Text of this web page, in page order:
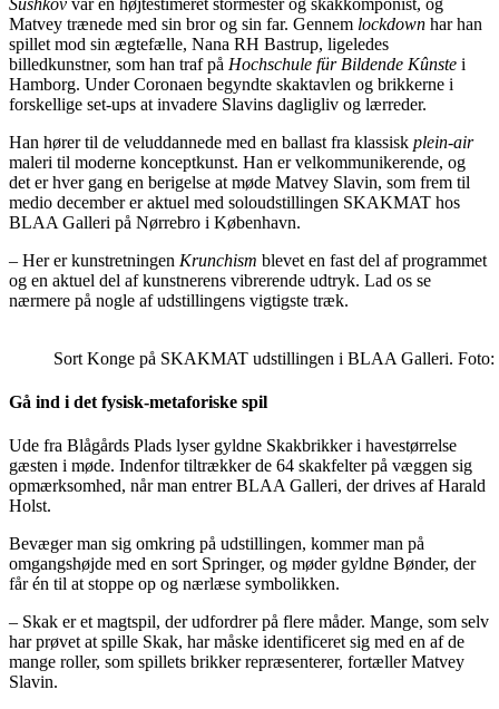
Matvey trænede med sin bror og sin far. Gennem lockdown har han
spillet mod sin ægtefælle, Nana RH Bastrup, ligeledes
billedkunstner, som han traf på Hochschule für Bildende Kûnste i
Hamborg. Under Coronaen begyndte skaktavlen og brikkerne i
forskellige set-ups at invadere Slavins dagligliv og lærreder.
Han hører til de veluddannede med en ballast fra klassisk plein-air
maleri til moderne konceptkunst. Han er velkommunikerende, og
det er hver gang en berigelse at møde Matvey Slavin, som frem til
medio december er aktuel med soloudstillingen SKAKMAT hos
BLAA Galleri på Nørrebro i København.
– Her er kunstretningen Krunchism blevet en fast del af programmet
og en aktuel del af kunstnerens vibrerende udtryk. Lad os se
nærmere på nogle af udstillingens vigtigste træk.
Sort Konge på SKAKMAT udstillingen i BLAA Galleri. Foto:
Gå ind i det fysisk-metaforiske spil
Ude fra Blågårds Plads lyser gyldne Skakbrikker i havestørrelse
gæsten i møde. Indenfor tiltrækker de 64 skakfelter på væggen sig
opmærksomhed, når man entrer BLAA Galleri, der drives af Harald
Holst.
Bevæger man sig omkring på udstillingen, kommer man på
omgangshøjde med en sort Springer, og møder gyldne Bønder, der
får én til at stoppe op og nærlæse symbolikken.
– Skak er et magtspil, der udfordrer på flere måder. Mange, som selv
har prøvet at spille Skak, har måske identificeret sig med en af de
mange roller, som spillets brikker repræsenterer, fortæller Matvey
Slavin.